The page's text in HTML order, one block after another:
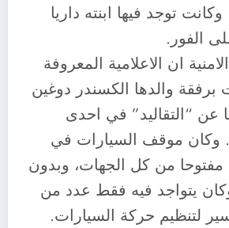
توجد فيها ابنته داريا
الفور.
ان الاعلامية المعروفة
برفقة والدها الكسندر دوغين
عن “التقاليد” في احدى
موقف السيارات في
من كل الجهات، وبدون
يتواجد فيه فقط عدد من
لتنظيم حركة السيارات.